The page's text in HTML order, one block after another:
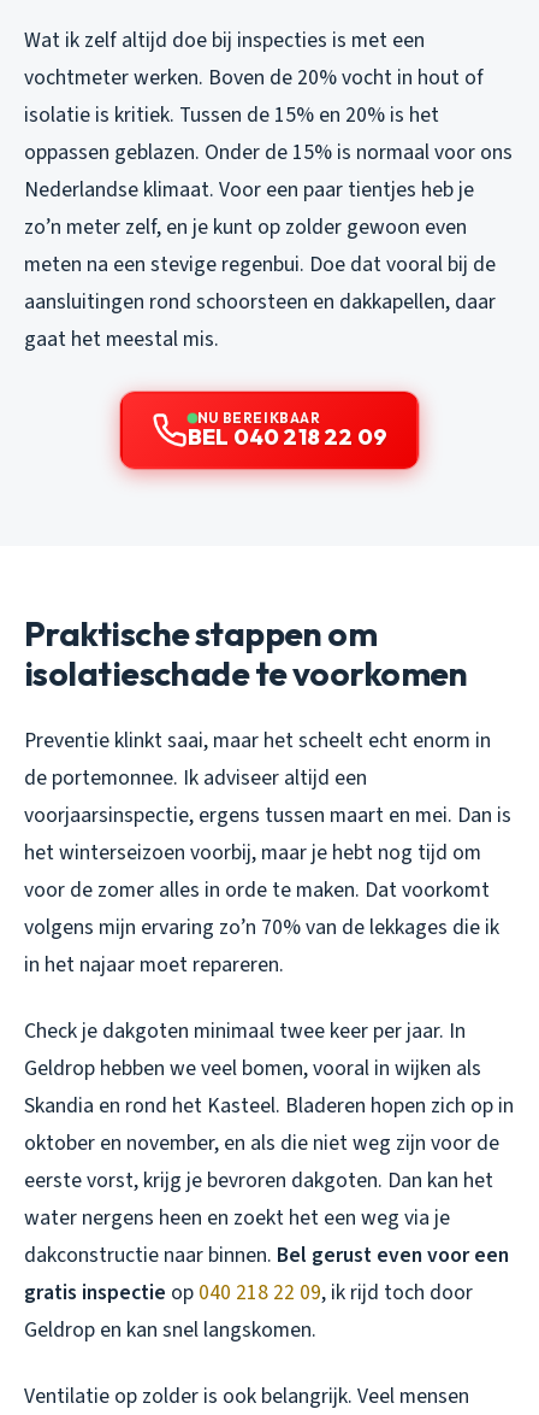
Wat ik zelf altijd doe bij inspecties is met een
vochtmeter werken. Boven de 20% vocht in hout of
isolatie is kritiek. Tussen de 15% en 20% is het
oppassen geblazen. Onder de 15% is normaal voor ons
Nederlandse klimaat. Voor een paar tientjes heb je
zo’n meter zelf, en je kunt op zolder gewoon even
meten na een stevige regenbui. Doe dat vooral bij de
aansluitingen rond schoorsteen en dakkapellen, daar
gaat het meestal mis.
NU BEREIKBAAR
BEL 040 218 22 09
Praktische stappen om
isolatieschade te voorkomen
Preventie klinkt saai, maar het scheelt echt enorm in
de portemonnee. Ik adviseer altijd een
voorjaarsinspectie, ergens tussen maart en mei. Dan is
het winterseizoen voorbij, maar je hebt nog tijd om
voor de zomer alles in orde te maken. Dat voorkomt
volgens mijn ervaring zo’n 70% van de lekkages die ik
in het najaar moet repareren.
Check je dakgoten minimaal twee keer per jaar. In
Geldrop hebben we veel bomen, vooral in wijken als
Skandia en rond het Kasteel. Bladeren hopen zich op in
oktober en november, en als die niet weg zijn voor de
eerste vorst, krijg je bevroren dakgoten. Dan kan het
water nergens heen en zoekt het een weg via je
dakconstructie naar binnen. Bel gerust even voor een
gratis inspectie op 040 218 22 09, ik rijd toch door
Geldrop en kan snel langskomen.
Ventilatie op zolder is ook belangrijk. Veel mensen